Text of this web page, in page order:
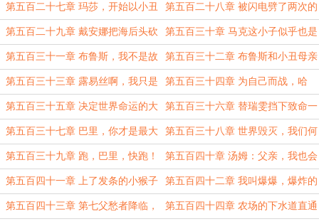
侠？ 的父亲成了蝙蝠侠
第五百二十七章 玛莎，开始以小丑
自居
第五百二十八章 被闪电劈了两次的
闪电侠
第五百二十九章 戴安娜把海后头砍
下来了
第五百三十章 马克这小子似乎也是
种族骑士
第五百三十一章 布鲁斯，我不是故
事的主角
第五百三十二章 布鲁斯和小丑母亲
的对话
第五百三十三章 露易丝啊，我只是
时间的旅人
第五百三十四章 为自己而战，哈
尔.乔丹之死
第五百三十五章 决定世界命运的大
战开启
第五百三十六章 替瑞雯挡下致命一
击的汤姆，我们不是姐弟吗
第五百三十七章 巴里，你才是最大
反派！
第五百三十八章 世界毁灭，我们何
去何从？
第五百三十九章 跑，巴里，快跑！ 第五百四十章 汤姆：父亲，我也会
有爱吗？
第五百四十一章 上了发条的小猴子 第五百四十二章 我叫爆爆，爆炸的
爆！
第五百四十三章 第七父愁者降临， 第五百四十四章 农场的下水道直通